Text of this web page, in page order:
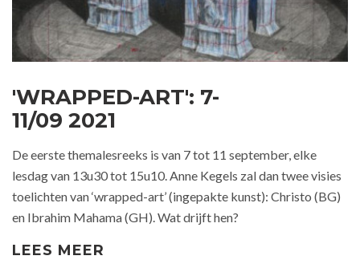
'WRAPPED-ART': 7-
11/09 2021
De eerste themalesreeks is van 7 tot 11 september, elke
lesdag van 13u30 tot 15u10. Anne Kegels zal dan twee visies
toelichten van ‘wrapped-art’ (ingepakte kunst): Christo (BG)
en Ibrahim Mahama (GH). Wat drijft hen?
LEES MEER